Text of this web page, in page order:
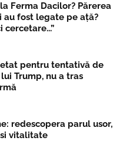
Ferma Dacilor? Părerea
au fost legate pe ață?
pentru tentativă de
Trump, nu a tras
redescopera parul usor,
vitalitate